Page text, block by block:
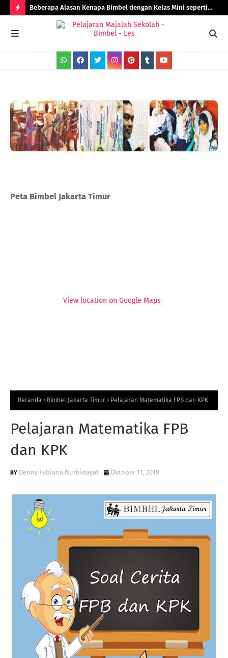
O
S
T
S
Beberapa Alasan Kenapa Bimbel dengan Kelas Mini seperti
Bimbel Jakarta Timur Lebih Efektif!
Peta Bimbel Jakarta Timur
View location on Google Maps
Beranda Bimbel Jakarta Timur Pelajaran Matematika FPB dan KPK
Pelajaran Matematika FPB
dan KPK
Denny Febiana Nurhidayat Oktober 11, 2019